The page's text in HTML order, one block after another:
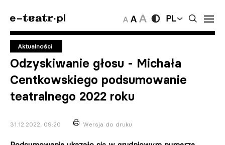
PL
Aktualności
Odzyskiwanie głosu - Michała
Centkowskiego podsumowanie
teatralnego 2022 roku
31.12.2022, 09:20 Wersja do druku